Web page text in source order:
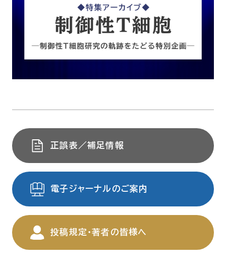
正誤表／補足情報
電子ジャーナルのご案内
投稿規定・著者の皆様へ